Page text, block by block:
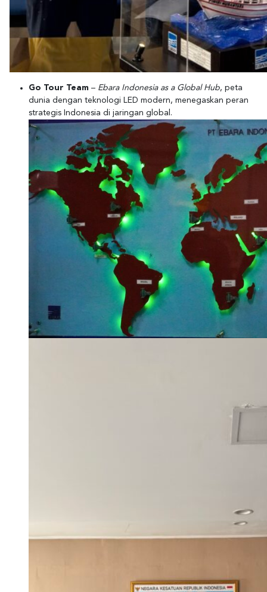
Go Tour Team – Ebara Indonesia as a Global Hub, peta
dunia dengan teknologi LED modern, menegaskan peran
strategis Indonesia di jaringan global.